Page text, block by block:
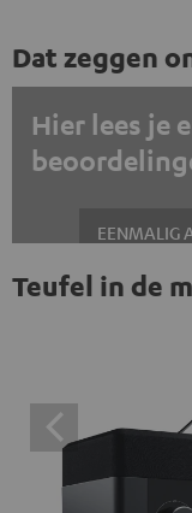
Dat zeggen
Hier lees je
EENMALIG
Altijd externe inhoud
externe inhoud
inhoud te klikken,
inhoud te zien
gegevens
Teufel in de